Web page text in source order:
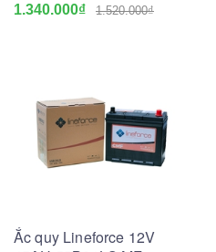
1.340.000₫ 1.520.000₫
Ắc quy Lineforce 12V